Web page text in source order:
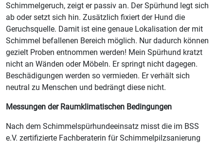
Schimmelgeruch, zeigt er passiv an. Der Spürhund legt sich
ab oder setzt sich hin. Zusätzlich fixiert der Hund die
Geruchsquelle. Damit ist eine genaue Lokalisation der mit
Schimmel befallenen Bereich möglich. Nur dadurch können
gezielt Proben entnommen werden! Mein Spürhund kratzt
nicht an Wänden oder Möbeln. Er springt nicht dagegen.
Beschädigungen werden so vermieden. Er verhält sich
neutral zu Menschen und bedrängt diese nicht.
Messungen der Raumklimatischen Bedingungen
Nach dem Schimmelspürhundeeinsatz misst die im BSS
e.V. zertifizierte Fachberaterin für Schimmelpilzsanierung